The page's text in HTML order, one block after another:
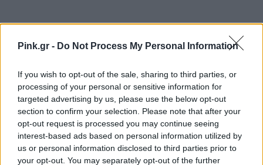
Pink.gr - Do Not Process My Personal Information
If you wish to opt-out of the sale, sharing to third parties, or
processing of your personal or sensitive information for
targeted advertising by us, please use the below opt-out
section to confirm your selection. Please note that after your
opt-out request is processed you may continue seeing
interest-based ads based on personal information utilized by
us or personal information disclosed to third parties prior to
your opt-out. You may separately opt-out of the further